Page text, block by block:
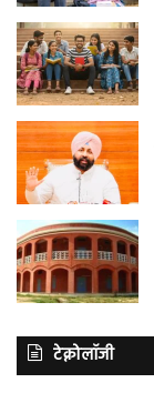
टेक्नोलॉजी